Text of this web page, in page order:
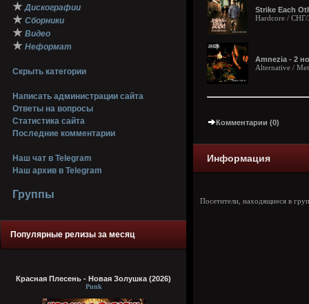
★ Дискографии
★ Сборники
★ Видео
★ Неформат
Скрыть категории
Написать администрации сайта
Ответы на вопросы
Статистика сайта
Последние комментарии
Наш чат в Telegram
Наш архив в Telegram
Группы
Популярные релизы за месяц
Красная Плесень - Новая Золушка (2026)
Punk
Strike Each
Hardcore / СНГ/
Amnezia - 2
Alternative /
Комментарии (0)
Информация
Посетители, находящиеся в